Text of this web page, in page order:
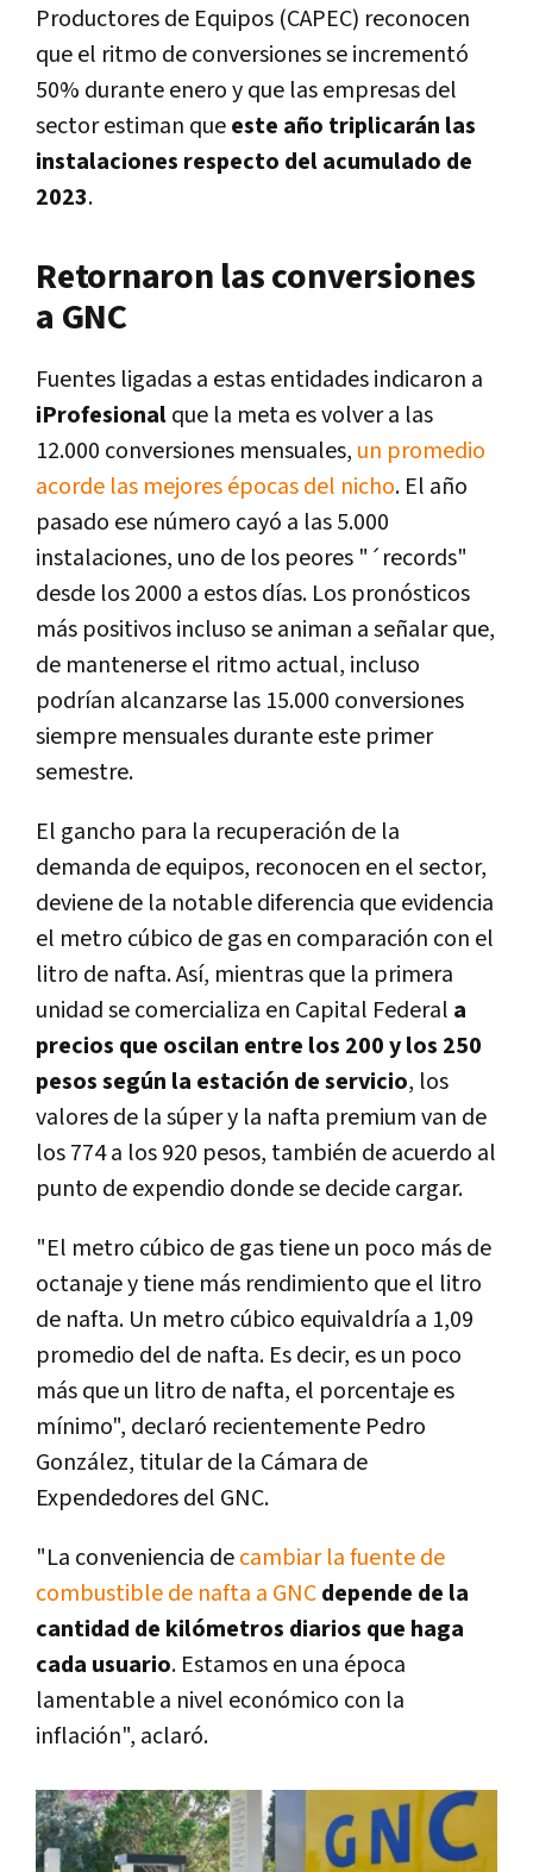
Productores de Equipos (CAPEC) reconocen
que el ritmo de conversiones se incrementó
50% durante enero y que las empresas del
sector estiman queeste año triplicarán las
instalaciones respecto del acumulado de
2023.
Retornaron las conversiones
a GNC
Fuentes ligadas a estas entidades indicaron a
iProfesionalque la meta es volver a las
12.000 conversiones mensuales, un promedio
acorde las mejores épocas del nicho. El año
pasado ese número cayó a las 5.000
instalaciones, uno de los peores "´records"
desde los 2000 a estos días. Los pronósticos
más positivos incluso se animan a señalar que,
de mantenerse el ritmo actual, incluso
podrían alcanzarse las 15.000 conversiones
siempre mensuales durante este primer
semestre.
El gancho para la recuperación de la
demanda de equipos, reconocen en el sector,
deviene de la notable diferencia que evidencia
el metro cúbico de gas en comparación con el
litro de nafta. Así, mientras que la primera
unidad se comercializa en Capital Federal a
precios que oscilan entre los 200 y los 250
pesos según la estación de servicio, los
valores de la súper y la nafta premium van de
los 774 a los 920 pesos, también de acuerdo al
punto de expendio donde se decide cargar.
"El metro cúbico de gas tiene un poco más de
octanaje y tiene más rendimiento que el litro
de nafta. Un metro cúbico equivaldría a 1,09
promedio del de nafta. Es decir, es un poco
más que un litro de nafta, el porcentaje es
mínimo", declaró recientemente Pedro
González, titular de la Cámara de
Expendedores del GNC.
"La conveniencia decambiar la fuente de
combustible de nafta a GNCdepende de la
cantidad de kilómetros diarios que haga
cada usuario. Estamos en una época
lamentable a nivel económico con la
inflación", aclaró.